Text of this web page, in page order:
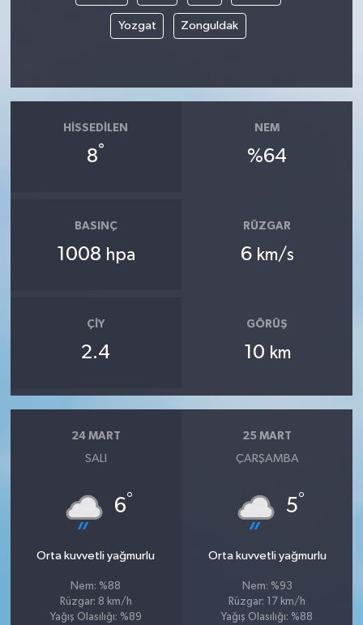
Yozgat Zonguldak
HISSEDILEN
8°
NEM
%64
BASINÇ
1008 hpa
RÜZGAR
6 km/s
ÇIY
2.4
GÖRÜŞ
10 km
24 MART
SALI
6°
Orta kuvvetli yağmurlu
Nem: %88
Rüzgar: 8 km/h
Yağış Olasılığı: %89
25 MART
ÇARŞAMBA
5°
Orta kuvvetli yağmurlu
Nem: %93
Rüzgar: 17 km/h
Yağış Olasılığı: %88